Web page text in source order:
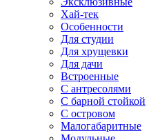
Хай-тек
Особенности
Для студии
Для хрущевки
Для дачи
Встроенные
С антресолями
С барной стойкой
С островом
Малогабаритные